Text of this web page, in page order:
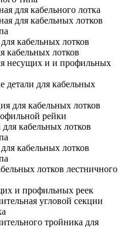
для кабельного лотка
для кабельных лотков
кабельных лотков
кабельных лотков
несущих и и профильных
детали для кабельных
для кабельных лотков
рейки
для кабельных лотков
кабельных лотков
лотков лестничного
и профильных реек
угловой секции
тройника для